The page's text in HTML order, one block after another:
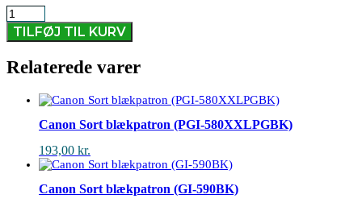
HP
Combi
Pack
No.302
(X4D37AE)
TILFØJ TIL KURV
Relaterede varer
Canon Sort blækpatron (PGI-580XXLPGBK)
193,00 kr.
Canon Sort blækpatron (GI-590BK)